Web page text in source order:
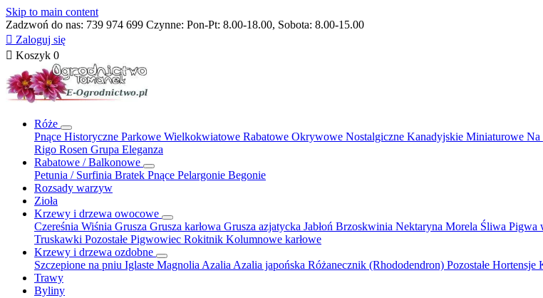
Skip to main content
Zadzwoń do nas: 739 974 699 Czynne: Pon-Pt: 8.00-18.00, Sobota: 8.00-15.00
 Zaloguj się
 Koszyk 0
Róże
Pnące Historyczne Parkowe Wielkokwiatowe Rabatowe Okrywowe Nostalgiczne Kanadyjskie Miniaturowe Na
Rigo Rosen Grupa Eleganza
Rabatowe / Balkonowe
Petunia / Surfinia Bratek Pnące Pelargonie Begonie
Rozsady warzyw
Zioła
Krzewy i drzewa owocowe
Czereśnia Wiśnia Grusza Grusza karłowa Grusza azjatycka Jabłoń Brzoskwinia Nektaryna Morela Śliwa Pigwa
Truskawki Pozostałe Pigwowiec Rokitnik Kolumnowe karłowe
Krzewy i drzewa ozdobne
Szczepione na pniu Iglaste Magnolia Azalia Azalia japońska Różanecznik (Rhododendron) Pozostałe Hortensje
Trawy
Byliny